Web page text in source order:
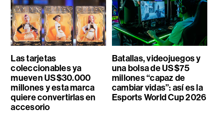
Las tarjetas
coleccionables ya
mueven US$30.000
millones y esta marca
quiere convertirlas en
accesorio
Batallas, videojuegos y
una bolsa de US$75
millones “capaz de
cambiar vidas”: así es la
Esports World Cup 2026